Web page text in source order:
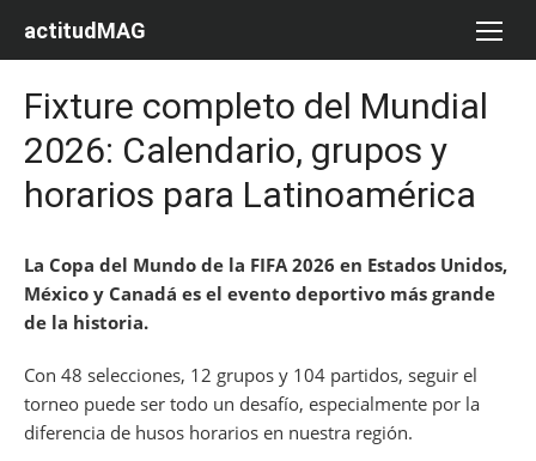
actitudMAG
Fixture completo del Mundial
2026: Calendario, grupos y
horarios para Latinoamérica
La Copa del Mundo de la FIFA 2026 en Estados Unidos,
México y Canadá es el evento deportivo más grande
de la historia.
Con 48 selecciones, 12 grupos y 104 partidos, seguir el
torneo puede ser todo un desafío, especialmente por la
diferencia de husos horarios en nuestra región.